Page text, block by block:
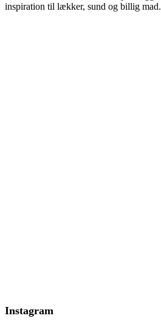
inspiration til lækker, sund og billig mad.
Instagram